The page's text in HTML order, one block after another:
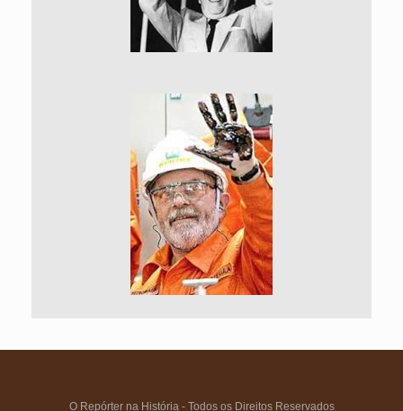
O Repórter na História - Todos os Direitos Reservados